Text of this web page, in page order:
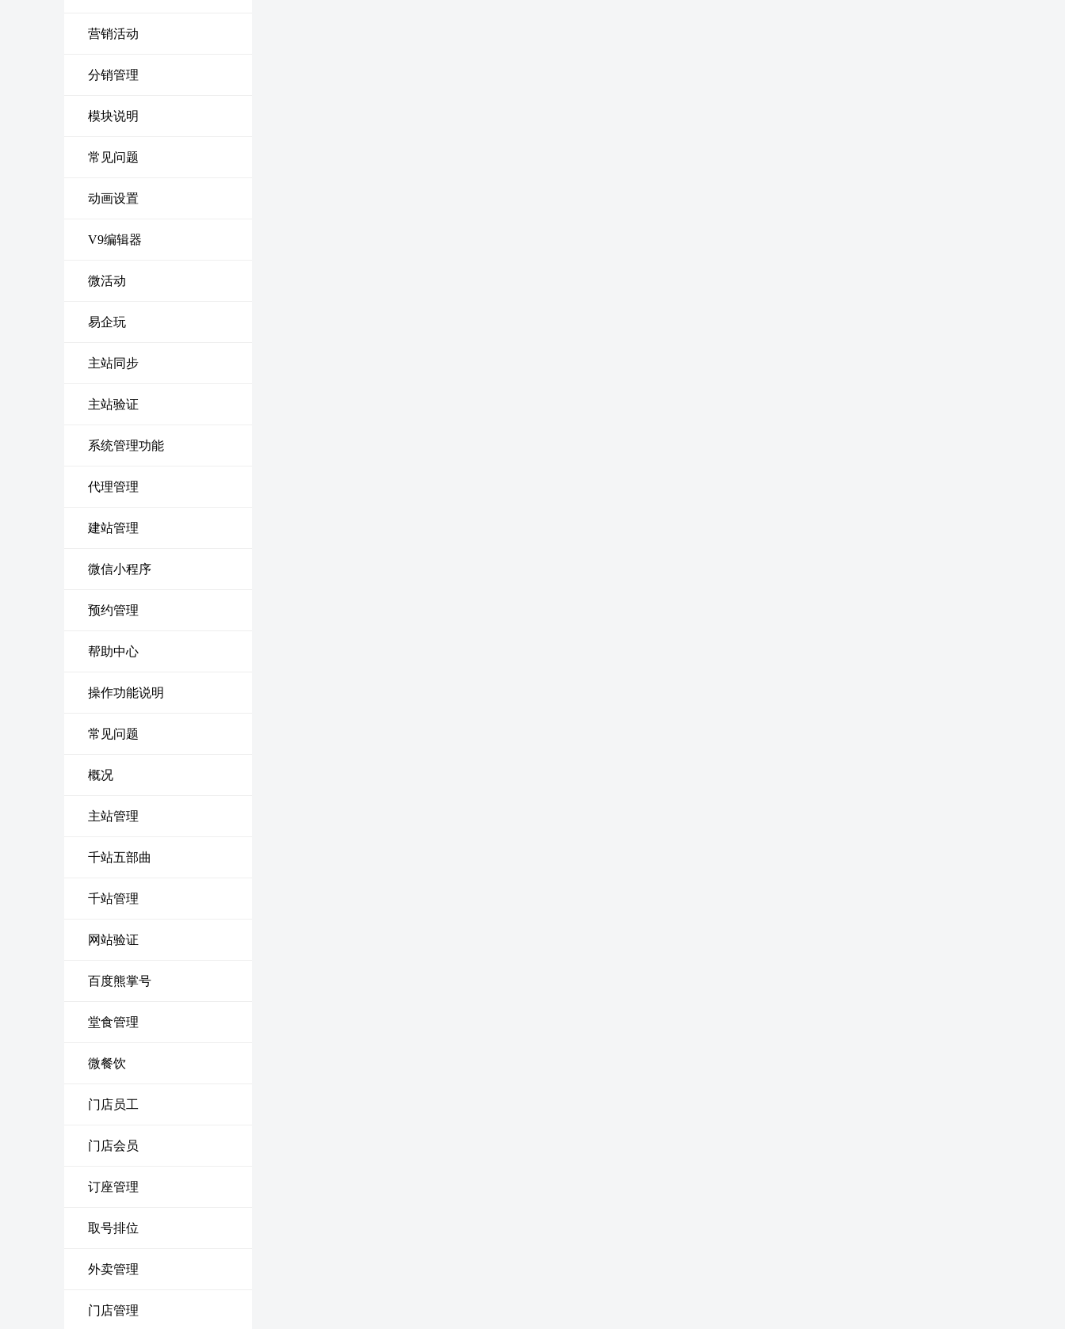
营销活动
分销管理
模块说明
常见问题
动画设置
V9编辑器
微活动
易企玩
主站同步
主站验证
系统管理功能
代理管理
建站管理
微信小程序
预约管理
帮助中心
操作功能说明
常见问题
概况
主站管理
千站五部曲
千站管理
网站验证
百度熊掌号
堂食管理
微餐饮
门店员工
门店会员
订座管理
取号排位
外卖管理
门店管理